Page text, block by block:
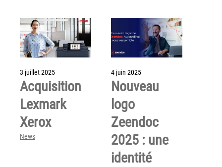
Guide GED
Contact
Newsletter
Plan du site
Politique de confidentialité
Mentions légales
3 juillet 2025
Acquisition
Lexmark
Xerox
News
4 juin 2025
Nouveau
logo
Zeendoc
2025 : une
identité